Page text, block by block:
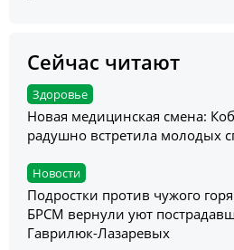
Сейчас читают
Здоровье
Новая медицинская смена:
радушно встретила молодых
Новости
Подростки против чужого
БРСМ вернули уют
Гаврилюк-Лазаревых